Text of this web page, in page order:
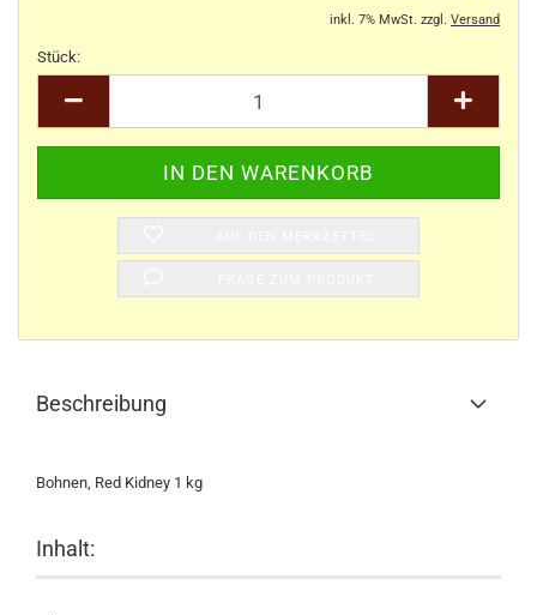
inkl. 7% MwSt. zzgl. Versand
Stück:
Beschreibung
Bohnen, Red Kidney 1 kg
Inhalt: